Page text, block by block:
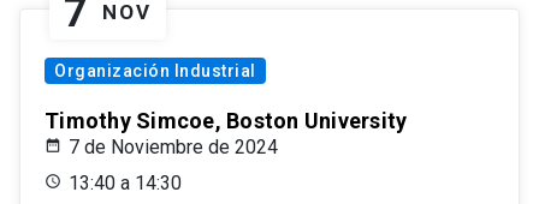
7 NOV
Organización Industrial
Timothy Simcoe, Boston University
7 de Noviembre de 2024
13:40 a 14:30